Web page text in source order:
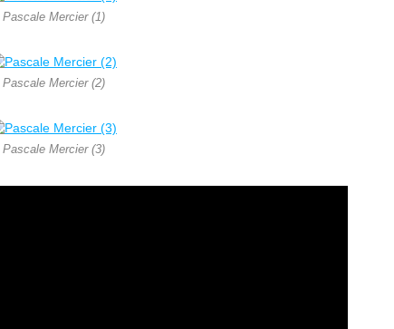
Pascale Mercier (1)
Pascale Mercier (2)
Pascale Mercier (3)